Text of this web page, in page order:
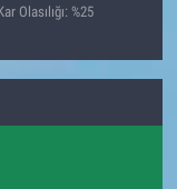
Olasılığı: %25